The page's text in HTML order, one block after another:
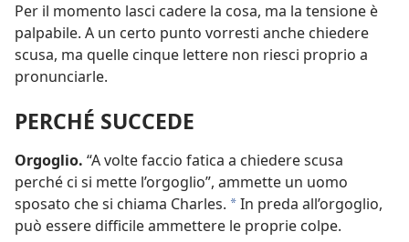
Per il momento lasci cadere la cosa, ma la tensione è
palpabile. A un certo punto vorresti anche chiedere
scusa, ma quelle cinque lettere non riesci proprio a
pronunciarle.
PERCHÉ SUCCEDE
Orgoglio. “A volte faccio fatica a chiedere scusa
perché ci si mette l’orgoglio”, ammette un uomo
sposato che si chiama Charles. *In preda all’orgoglio,
può essere difficile ammettere le proprie colpe.